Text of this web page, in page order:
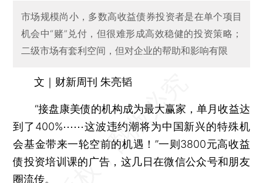
市场规模尚小，多数高收益债券投资者是在单个项目
机会中“赌”兑付，但很难形成高效稳健的投资策略；
二级市场有套利空间，但对企业的帮助和影响有限
文｜财新周刊 朱亮韬
“接盘康美债的机构成为最大赢家，单月收益达
到了400%⋯⋯这波违约潮将为中国新兴的特殊机
会基金带来一轮空前的机遇！”一则3800元高收益
债投资培训课的广告，这几日在微信公众号和朋友
圈流传。